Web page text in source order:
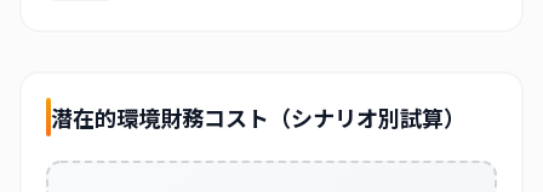
潜在的環境財務コスト（シナリオ別試算）